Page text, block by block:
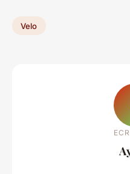
Velo